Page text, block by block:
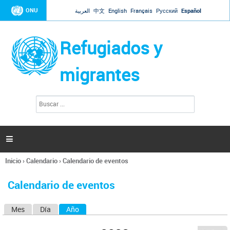
Jump to navigation
ONU العربية 中文 English Français Русский Español
Refugiados y
migrantes
l
s

Se
usted
Inicio›Calendario›Calendario de eventos
Calendario de eventos
Mes Día Año